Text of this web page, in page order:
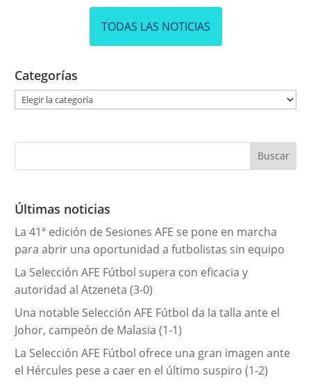
TODAS LAS NOTICIAS
Categorías
g
r
a
s
Últimas noticias
La 41ª edición de Sesiones AFE se pone en marcha
para abrir una oportunidad a futbolistas sin equipo
La Selección AFE Fútbol supera con eficacia y
autoridad al Atzeneta (3-0)
Una notable Selección AFE Fútbol da la talla ante el
Johor, campeón de Malasia (1-1)
La Selección AFE Fútbol ofrece una gran imagen ante
el Hércules pese a caer en el último suspiro (1-2)